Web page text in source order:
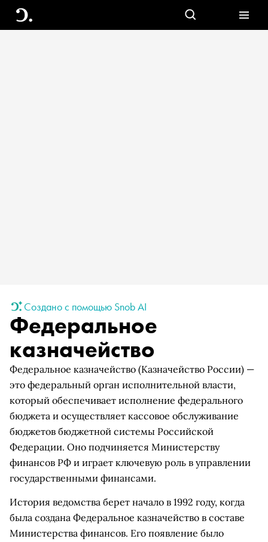
Создано с помощью Snob AI
Федеральное
казначейство
Федеральное казначейство (Казначейство России) —
это федеральный орган исполнительной власти,
который обеспечивает исполнение федерального
бюджета и осуществляет кассовое обслуживание
бюджетов бюджетной системы Российской
Федерации. Оно подчиняется Министерству
финансов РФ и играет ключевую роль в управлении
государственными финансами.
История ведомства берет начало в 1992 году, когда
была создана Федеральное казначейство в составе
Министерства финансов. Его появление было